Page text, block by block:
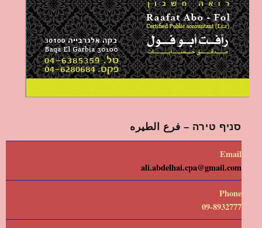
סניף טירה – فرع الطيره
Email
ali.abdelhai.cpa@gmail.com
Phone
09-8932777